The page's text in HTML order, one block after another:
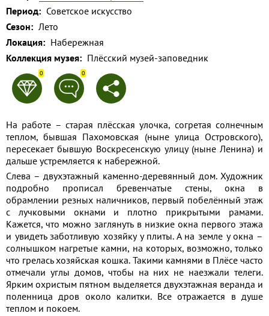
Период: Советское искусство
Сезон: Лето
Локация: Набережная
Коллекция музея: Плёсский музей-заповедник
0 0
На работе – старая плёсская улочка, согретая солнечным
теплом, бывшая Пахомовская (ныне улица Островского),
пересекает бывшую Воскресенскую улицу (ныне Ленина) и
дальше устремляется к набережной.
Слева – двухэтажный каменно-деревянный дом. Художник
подробно прописал бревенчатые стены, окна в
обрамлении резных наличников, первый побелённый этаж
с лучковыми окнами и плотно прикрытыми рамами.
Кажется, что можно заглянуть в низкие окна первого этажа
и увидеть заботливую хозяйку у плиты. А на земле у окна –
солнышком нагретые камни, на которых, возможно, только
что грелась хозяйская кошка. Такими камнями в Плёсе часто
отмечали углы домов, чтобы на них не наезжали телеги.
Ярким охристым пятном выделяется двухэтажная веранда и
поленница дров около калитки. Все отражается в душе
теплом и покоем.
Применить
Сбросить